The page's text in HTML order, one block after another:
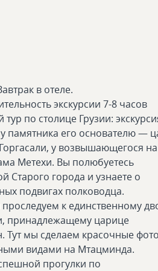
в отеле.
экскурсии 7-8 часов
тур по столице Грузии:
памятника его основателю —
у возвышающегося на
Метехи. Вы полюбуетесь
Старого города и узнаете о
подвигах полководца.
к единственному
принадлежащему царице
Тут мы сделаем красочные
видами на Мтацминда.
прогулки по